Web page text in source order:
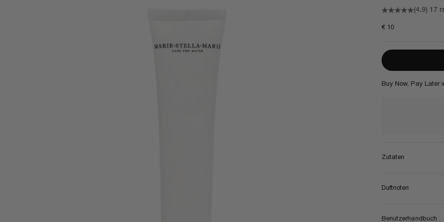
(4.9) 17
Angebot
€ 10
Buy Now, Pay Later
Zutaten
Duftnoten
Benutzerhandbuch